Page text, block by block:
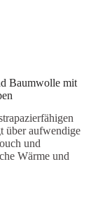
Baumwolle mit
über aufwendige
und
Wärme und